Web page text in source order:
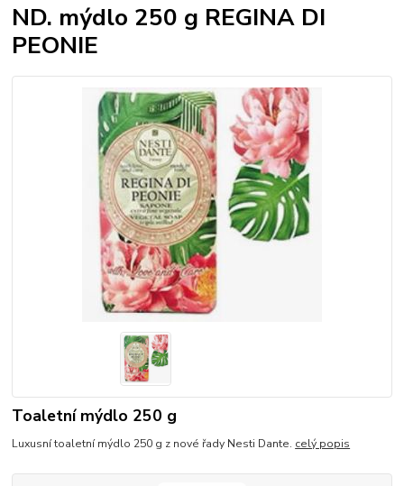
ND. mýdlo 250 g REGINA DI
PEONIE
Toaletní mýdlo 250 g
Luxusní toaletní mýdlo 250 g z nové řady Nesti Dante. celý popis